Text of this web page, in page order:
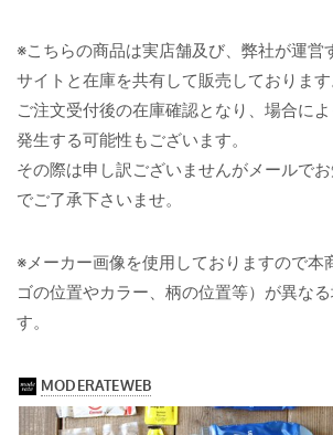
※こちらの商品は実店舗及び、弊社が運営
サイトと在庫を共有して販売しております
ご注文受付後の在庫確認となり、場合に
発生する可能性もございます。
その際は申し訳ございませんがメールで
でご了承下さいませ。
※メーカー画像を使用しておりますので本
ゴの位置やカラー、柄の位置等）が異な
す。